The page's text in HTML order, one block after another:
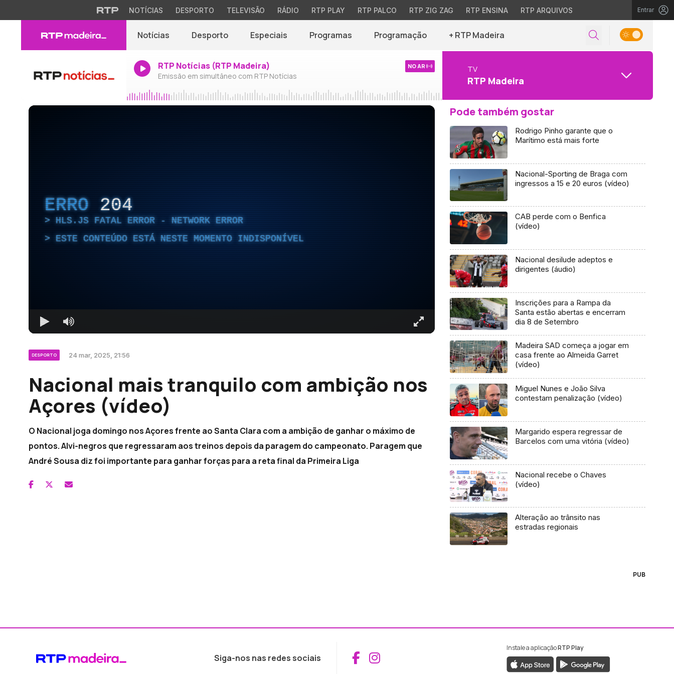
NOTÍCIAS DESPORTO TELEVISÃO RÁDIO RTP PLAY RTP PALCO RTP ZIG ZAG RTP ENSINA RTP ARQUIVOS Entrar
Notícias Desporto Especiais Programas Programação + RTP Madeira
RTP Notícias (RTP Madeira)
Emissão em simultâneo com RTP Notícias
NO AR TV
RTP Madeira
ERRO 204
HLS.JS FATAL ERROR - NETWORK ERROR
ESTE CONTEÚDO ESTÁ NESTE MOMENTO INDISPONÍVEL
DESPORTO 24 mar, 2025, 21:56
Nacional mais tranquilo com ambição nos
Açores (vídeo)
O Nacional joga domingo nos Açores frente ao Santa Clara com a ambição de ganhar o máximo de
pontos. Alvi-negros que regressaram aos treinos depois da paragem do campeonato. Paragem que
André Sousa diz foi importante para ganhar forças para a reta final da Primeira Liga
Pode também gostar
Rodrigo Pinho garante que o
Marítimo está mais forte
Nacional-Sporting de Braga com
ingressos a 15 e 20 euros (vídeo)
CAB perde com o Benfica
(vídeo)
Nacional desilude adeptos e
dirigentes (áudio)
Inscrições para a Rampa da
Santa estão abertas e encerram
dia 8 de Setembro
Madeira SAD começa a jogar em
casa frente ao Almeida Garret
(vídeo)
Miguel Nunes e João Silva
contestam penalização (vídeo)
Margarido espera regressar de
Barcelos com uma vitória (vídeo)
Nacional recebe o Chaves
(vídeo)
Alteração ao trânsito nas
estradas regionais
PUB
Siga-nos nas redes sociais Aceder ao Facebook da RTP Madeira
Aceder ao Instagram da RTP Madeira
Instale a aplicaçãoRTP Play